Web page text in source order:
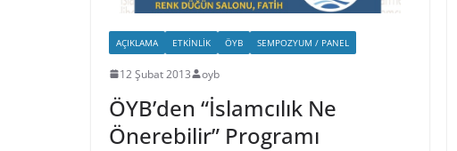
AÇIKLAMA ETKINLIK ÖYB SEMPOZYUM / PANEL
12 Şubat 2013 oyb
ÖYB’den “İslamcılık Ne
Önerebilir” Programı